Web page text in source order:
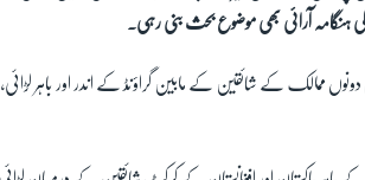
آرائی بھی موضوع بحث بنی رہی۔
ممالک کے شائقین کے مابین گراؤنڈ کے اندر اور باہر